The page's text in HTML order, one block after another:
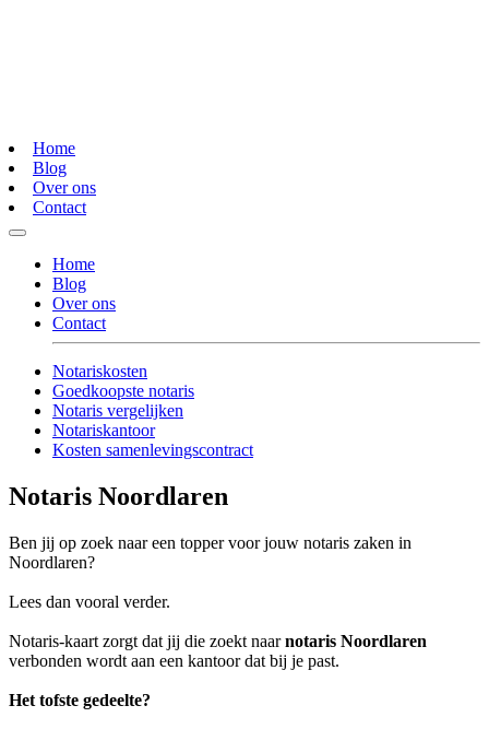
Home
Blog
Over ons
Contact
Home
Blog
Over ons
Contact
Notariskosten
Goedkoopste notaris
Notaris vergelijken
Notariskantoor
Kosten samenlevingscontract
Notaris Noordlaren
Ben jij op zoek naar een topper voor jouw notaris zaken in
Noordlaren?
Lees dan vooral verder.
Notaris-kaart zorgt dat jij die zoekt naarnotaris Noordlaren
verbonden wordt aan een kantoor dat bij je past.
Het tofste gedeelte?